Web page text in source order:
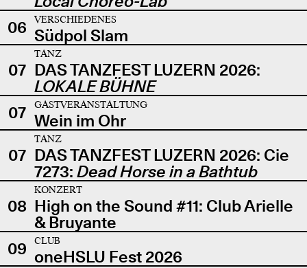
06
VERSCHIEDENES
Südpol Slam
07
TANZ
DAS TANZFEST LUZERN 2026:
LOKALE BÜHNE
07
GASTVERANSTALTUNG
Wein im Ohr
07
TANZ
DAS TANZFEST LUZERN 2026: Cie
7273: Dead Horse in a Bathtub
08
KONZERT
High on the Sound #11: Club Arielle
& Bruyante
09
CLUB
oneHSLU Fest 2026